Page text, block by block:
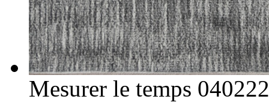
Mesurer le temps 040222